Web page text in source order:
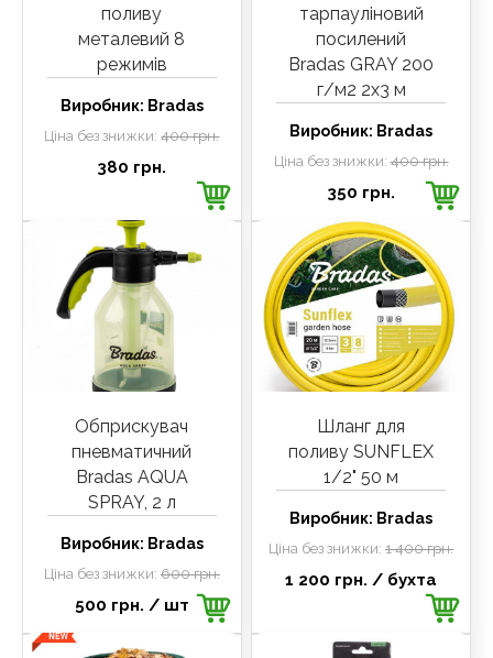
поливу
металевий 8
режимів
Виробник: Bradas
Ціна без знижки:400 грн.
380 грн.
тарпауліновий
посилений
Bradas GRAY 200
г/м2 2x3 м
Виробник: Bradas
Ціна без знижки:400 грн.
350 грн.
Обприскувач
пневматичний
Bradas AQUA
SPRAY, 2 л
Виробник: Bradas
Ціна без знижки: 600 грн.
500 грн. / шт
Шланг для
поливу SUNFLEX
1/2" 50 м
Виробник: Bradas
Ціна без знижки:1 400 грн.
1 200 грн. / бухта